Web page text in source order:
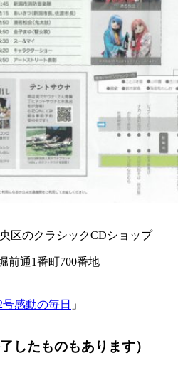
区のクラシックCDショップ
前通1番町700番地
感動の毎日 」
したものもあります）